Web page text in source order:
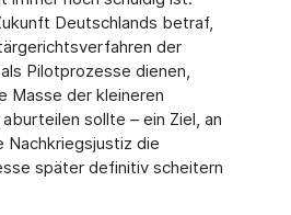
Deutschlands betraf,
der
Pilotprozesse dienen,
Masse der kleineren
sollte – ein Ziel, an
Nachkriegsjustiz die
später definitiv scheitern